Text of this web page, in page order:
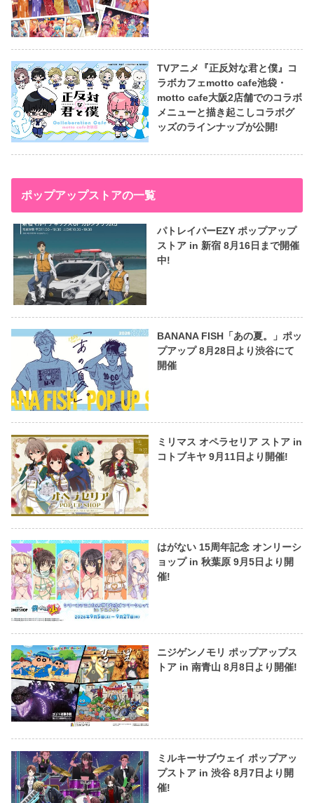
TVアニメ『正反対な君と僕』コ
ラボカフェmotto cafe池袋・
motto cafe大阪2店舗でのコラボ
メニューと描き起こしコラボグ
ッズのラインナップが公開!
ポップアップストアの一覧
パトレイバーEZY ポップアップ
ストア in 新宿 8月16日まで開催
中!
BANANA FISH「あの夏。」ポッ
プアップ 8月28日より渋谷にて
開催
ミリマス オペラセリア ストア in
コトブキヤ 9月11日より開催!
はがない 15周年記念 オンリーシ
ョップ in 秋葉原 9月5日より開
催!
ニジゲンノモリ ポップアップス
トア in 南青山 8月8日より開催!
ミルキーサブウェイ ポップアッ
プストア in 渋谷 8月7日より開
催!